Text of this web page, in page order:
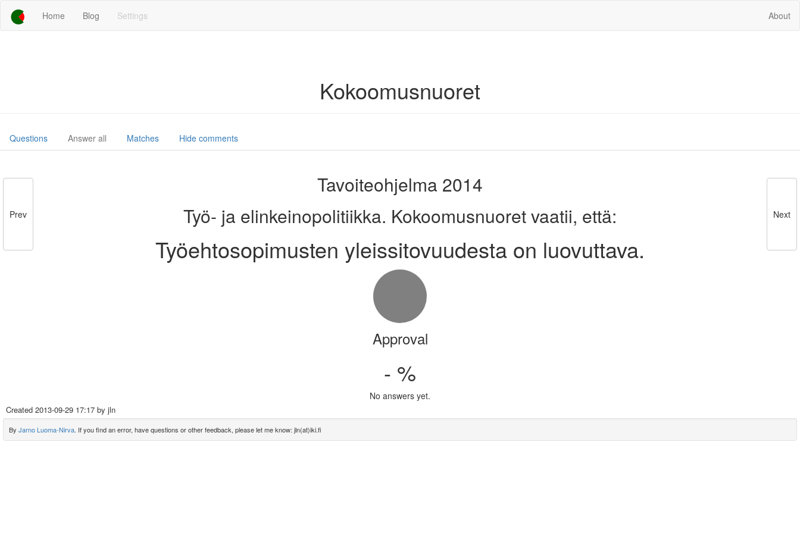
Home Blog Settings About
Kokoomusnuoret
Questions Answer all Matches Hide comments
Prev
Tavoiteohjelma 2014
Työ- ja elinkeinopolitiikka. Kokoomusnuoret vaatii, että:
Työehtosopimusten yleissitovuudesta on luovuttava.
Next
Approval
- %
No answers yet.
Created 2013-09-29 17:17 by jln
By Jarno Luoma-Nirva. If you find an error, have questions or other feedback, please let me know: jln(at)iki.fi